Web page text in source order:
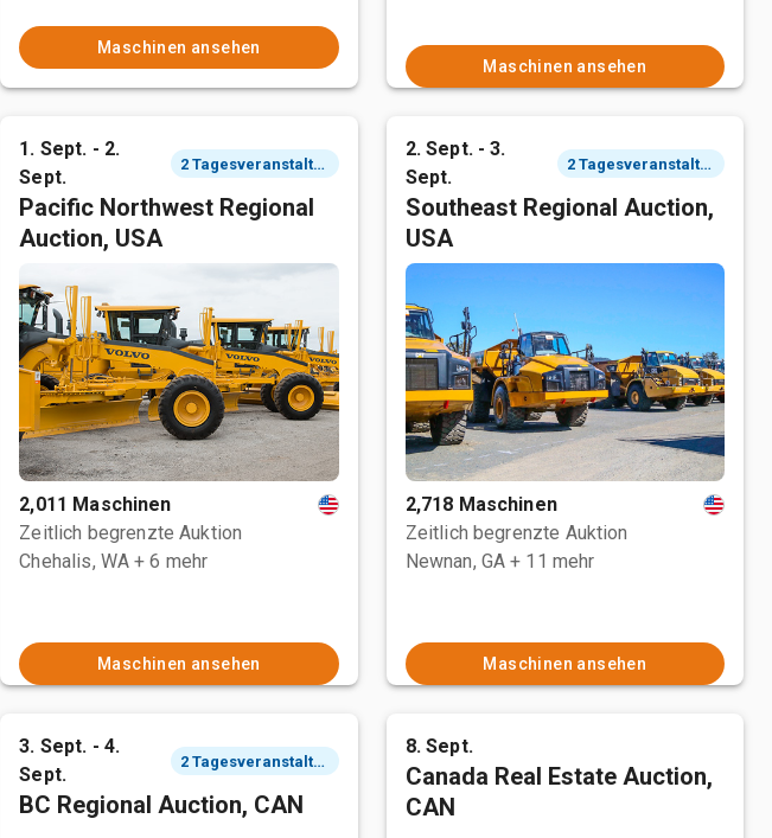
Maschinen ansehen
Maschinen ansehen
1. Sept. - 2.
Sept.
2 Tagesveranstaltung
Pacific Northwest Regional
Auction, USA
2,011 Maschinen
Zeitlich begrenzte Auktion
Chehalis, WA + 6 mehr
Maschinen ansehen
2. Sept. - 3.
Sept.
2 Tagesveranstaltung
Southeast Regional Auction,
USA
2,718 Maschinen
Zeitlich begrenzte Auktion
Newnan, GA + 11 mehr
Maschinen ansehen
3. Sept. - 4.
Sept.
2 Tagesveranstaltung
BC Regional Auction, CAN
8. Sept.
Canada Real Estate Auction,
CAN